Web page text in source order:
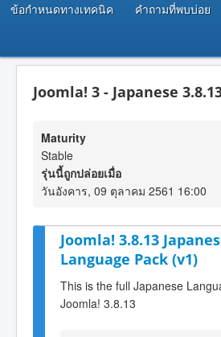
ข้อกำหนดทางเทคนิค คำถามที่พบบ่อย
Joomla! 3 - Japanese
Maturity
Stable
รุ่นนี้ถูกปล่อยเมื่อ
วันอังคาร, 09 ตุลาคม 2561 16:00
Joomla! 3.8.13
Language Pack (v1)
This is the full Japanese
Joomla! 3.8.13